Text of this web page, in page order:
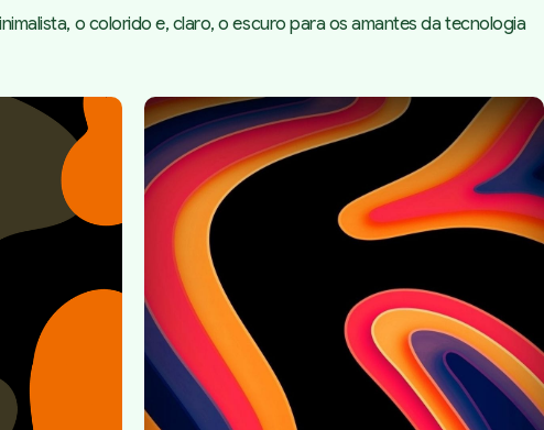
o colorido e, claro, o escuro para os amantes da tecnologia